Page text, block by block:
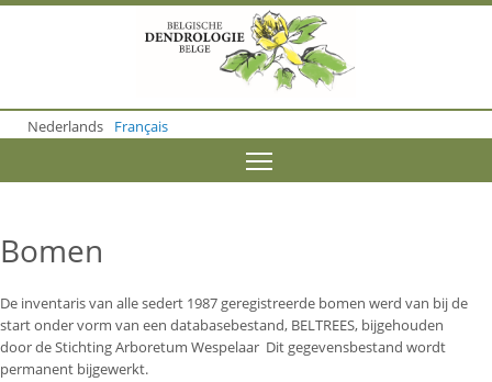
o
m
n
n
t
Nederlands Français
Bomen
De inventaris van alle sedert 1987 geregistreerde bomen werd van bij de
start onder vorm van een databasebestand, BELTREES, bijgehouden
door de Stichting Arboretum Wespelaar Dit gegevensbestand wordt
permanent bijgewerkt.